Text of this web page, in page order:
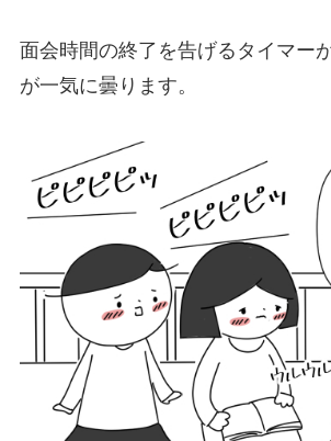
面会時間の終了を告げるタイマー
が一気に曇ります。